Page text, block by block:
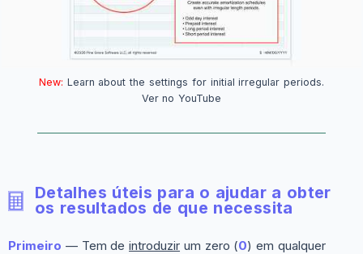
New: Learn about the settings for initial irregular periods.
Ver no YouTube
Detalhes úteis para o ajudar a obter
os resultados de que necessita
Primeiro — Tem deintroduzir um zero (0) em qualquer